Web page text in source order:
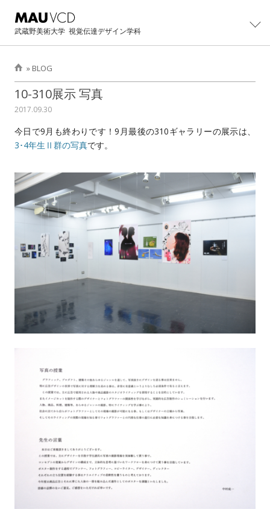
武蔵野美術大学 視覚伝達デザイン学科
学科紹介
学科概要
主任教授より
卒業生の活躍
卒業生インタビュー
カリキュラム
設備・工房
卒業制作アーカイブ
大学院
カリキュラム
主任教授より
修士/博士論文・制作
イベント
卒業・修了制作展
CONTACT展
オープンキャンパス
イベントの記録
進路
主な就職先・進学先
入試情報
過去学部入試問題
過去3年次編入学試験問題
過去大学院入学試験問題
入試のご相談
BLOG
お問い合わせ
アクセス
大学、入試に関して
» BLOG
10-310展示 写真
2017.09.30
今日で9月も終わりです！9月最後の310ギャラリーの展示は、
3･4年生Ⅱ群の写真です。